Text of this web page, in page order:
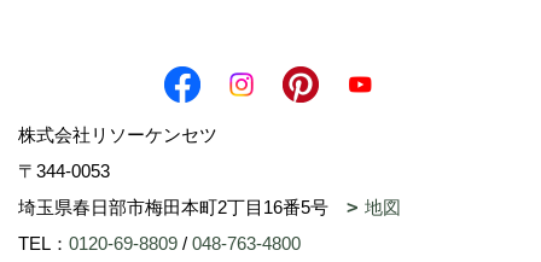
株式会社リソーケンセツ
〒344-0053
埼玉県春日部市梅田本町2丁目16番5号
地図
TEL： 0120-69-8809 / 048-763-4800